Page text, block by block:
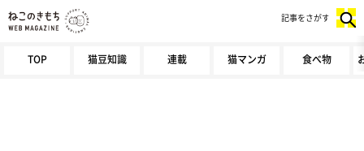
TOP 猫豆知識 連載 猫マンガ 食べ物
記事をさがす